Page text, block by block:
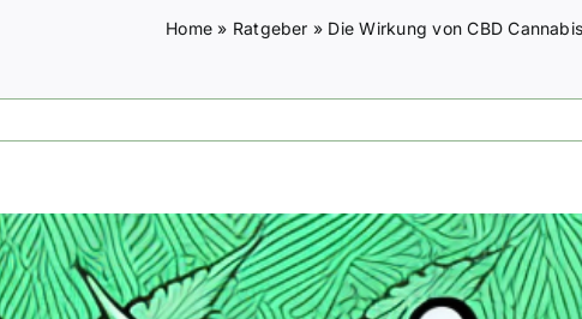
Home » Ratgeber » Die Wirkung von CBD